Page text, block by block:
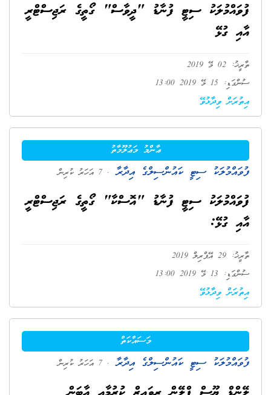
ފުވައްމުލަކު ސިޓީ ފުނާޑު "ދީވާސް" ގޯތީގެ ރަޖިސްޓްރީ
އާއި ގުޅޭ
ތާރީޚު: 02 މޭ 2019
ސުންގަޑި: 15 މޭ 2019 13:00
އިތުރަށް ވިދާޅުވޭ
ޢާންމު މަޢުލޫމާތު
ފުވައްމުލަކު ސިޓީ ކައުންސިލްގެ އިދާރާ . 7 އަހަރު ކުރިން
ފުވައްމުލަކު ސިޓީ ފުނާޑު "އޮސްކާ" ގޯތީގެ ރަޖިސްޓްރީ
އާއި ގުޅޭ:
ތާރީޚު: 29 އޭޕްރިލް 2019
ސުންގަޑި: 13 މޭ 2019 13:00
އިތުރަށް ވިދާޅުވޭ
މަސައްކަތް
ފުވައްމުލަކު ސިޓީ ކައުންސިލްގެ އިދާރާ . 7 އަހަރު ކުރިން